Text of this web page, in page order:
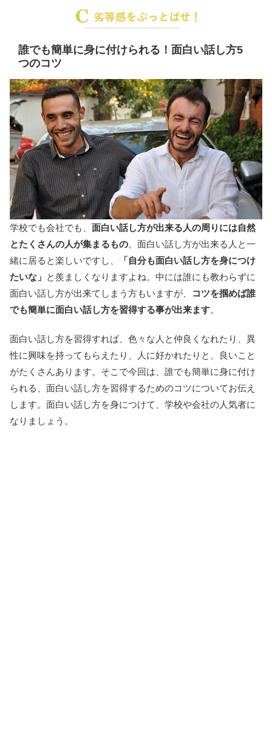
誰でも簡単に身に付けられる！面白い話し方5
つのコツ
学校でも会社でも、 面白い話し方が出来る人の周りには自然
とたくさんの人が集まるもの。面白い話し方が出来る人と一
緒に居ると楽しいですし、
「自分も面白い話し方を身につけ
たいな」 と羨ましくなりますよね。中には誰にも教わらずに
面白い話し方が出来てしまう方もいますが、
コツを掴めば誰
でも簡単に面白い話し方を習得する事が出来ます。
面白い話し方を習得すれば、色々な人と仲良くなれたり、異
性に興味を持ってもらえたり、人に好かれたりと、良いこと
がたくさんあります。そこで今回は、誰でも簡単に身に付け
られる、面白い話し方を習得するためのコツについてお伝え
します。面白い話し方を身につけて、学校や会社の人気者に
なりましょう。